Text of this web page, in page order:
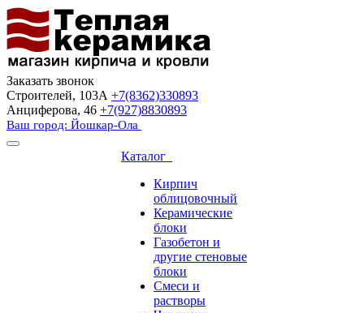
Заказать звонок
Строителей, 103А +7(8362)330893
Анциферова, 46 +7(927)8830893
Ваш город: Йошкар-Ола
Каталог
Кирпич
облицовочный
Керамические
блоки
Газобетон и
другие стеновые
блоки
Смеси и
растворы